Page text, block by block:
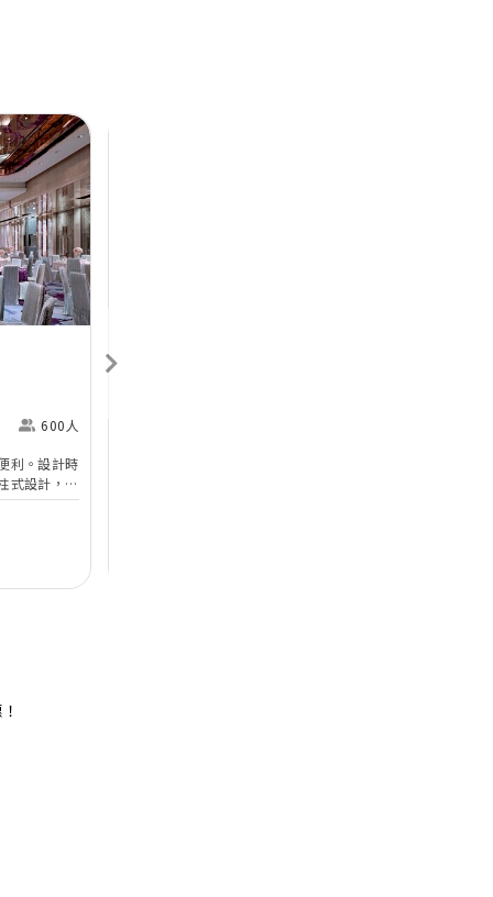
Next
600人
利。設計時
式設計，環
備。喜宴堂
舉行華麗
場地，可以
派對。酒
及賓客留下